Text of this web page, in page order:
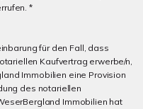
*
für den Fall, dass
Kaufvertrag erwerbe/n,
Immobilien eine Provision
des notariellen
Immobilien hat